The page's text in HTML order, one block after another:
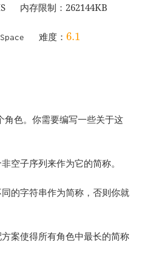
内存限制：262144KB
难度： 6.1
角色。你需要编写一些关于这
空子序列来作为它的简称。
的字符串作为简称，否则你就
案使得所有角色中最长的简称